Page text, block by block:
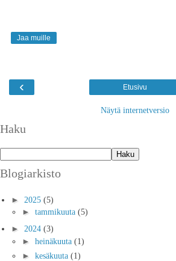
Jaa muille
‹ Etusivu
Näytä internetversio
Haku
Blogiarkisto
► 2025 (5)
► tammikuuta (5)
► 2024 (3)
► heinäkuuta (1)
► kesäkuuta (1)